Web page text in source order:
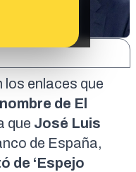
los enlaces que
de El
que José Luis
de España,
de ‘Espejo